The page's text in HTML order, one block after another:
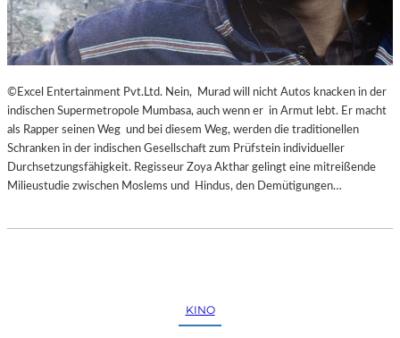
©Excel Entertainment Pvt.Ltd. Nein, Murad will nicht Autos knacken in der
indischen Supermetropole Mumbasa, auch wenn er in Armut lebt. Er macht
als Rapper seinen Weg und bei diesem Weg, werden die traditionellen
Schranken in der indischen Gesellschaft zum Prüfstein individueller
Durchsetzungsfähigkeit. Regisseur Zoya Akthar gelingt eine mitreißende
Milieustudie zwischen Moslems und Hindus, den Demütigungen…
KINO